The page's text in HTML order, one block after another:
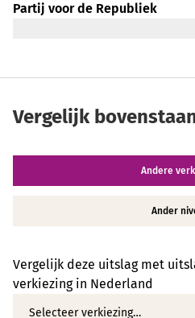
Partij voor de Republiek
Vergelijk
Andere
Ander
Vergelijk deze uitslag met
verkiezing in Nederland